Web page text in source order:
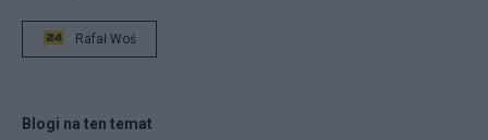
Rafał Woś
Blogi na ten temat